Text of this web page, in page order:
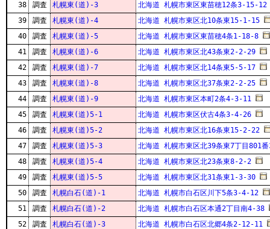
38
調査 札幌東(道)-3
北海道 札幌市東区東苗穂12条3-15-12
39
調査 札幌東(道)-4
北海道 札幌市東区北10条東15-1-15
40
調査 札幌東(道)-5
北海道 札幌市東区東苗穂4条1-18-8
41
調査 札幌東(道)-6
北海道 札幌市東区北43条東2-2-29
42
調査 札幌東(道)-7
北海道 札幌市東区北14条東5-5-17
43
調査 札幌東(道)-8
北海道 札幌市東区北37条東2-2-25
44
調査 札幌東(道)-9
北海道 札幌市東区本町2条4-3-11
45
調査 札幌東(道)5-1
北海道 札幌市東区伏古4条3-4-26
46
調査 札幌東(道)5-2
北海道 札幌市東区北16条東15-2-22
47
調査 札幌東(道)5-3
北海道 札幌市東区北39条東7丁目801
48
調査 札幌東(道)5-4
北海道 札幌市東区北23条東8-2-2
49
調査 札幌東(道)5-5
北海道 札幌市東区北31条東1-3-30
50
調査 札幌白石(道)-1
北海道 札幌市白石区川下5条3-4-12
51
調査 札幌白石(道)-2
北海道 札幌市白石区本通2丁目南4-38
52
調査 札幌白石(道)-3
北海道 札幌市白石区北郷4条2-12-11